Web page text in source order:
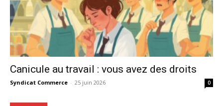
Canicule au travail : vous avez des droits
Syndicat Commerce - 25 juin 2026 0